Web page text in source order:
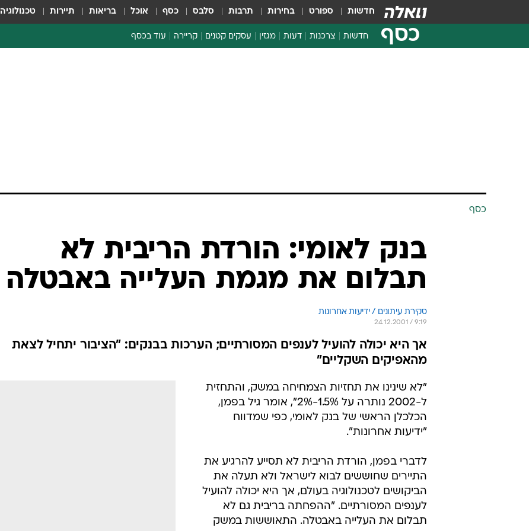
חדשות ספורט בחירות תרבות סלבס כסף אוכל בריאות תיירות טכנולוגיה
כסף חדשות צרכנות דעות מגזין עסקים קטנים קריירה עוד בכסף
כסף
בנק לאומי: הורדת הריבית לא
תבלום את מגמת העלייה באבטלה
סקירת עיתונים / ידיעות אחרונות
24.12.2001 / 9:19
אך היא יכולה להועיל לענפים המסורתיים; הערכות בבנקים: "הציבור יתחיל לצאת
מהאפיקים השקליים"
"לא שינינו את תחזיות הצמחיחה במשק, והתחזית
ל-2002 נותרה על 1.5%-2%", אומר גיל בפמן,
הכלכלן הראשי של בנק לאומי, כפי שמדווח
"ידיעות אחרונות".
לדברי בפמן, הורדת הריבית לא תסייע להרגיע את
התיירים שחוששים לבוא לישראל ולא תעלה את
הביקושים לטכנולוגיה בעולם, אך היא יכולה להועיל
לענפים המסורתיים. "ההפחתה בריבית גם לא
תבלום את העלייה באבטלה. התאוששות במשק